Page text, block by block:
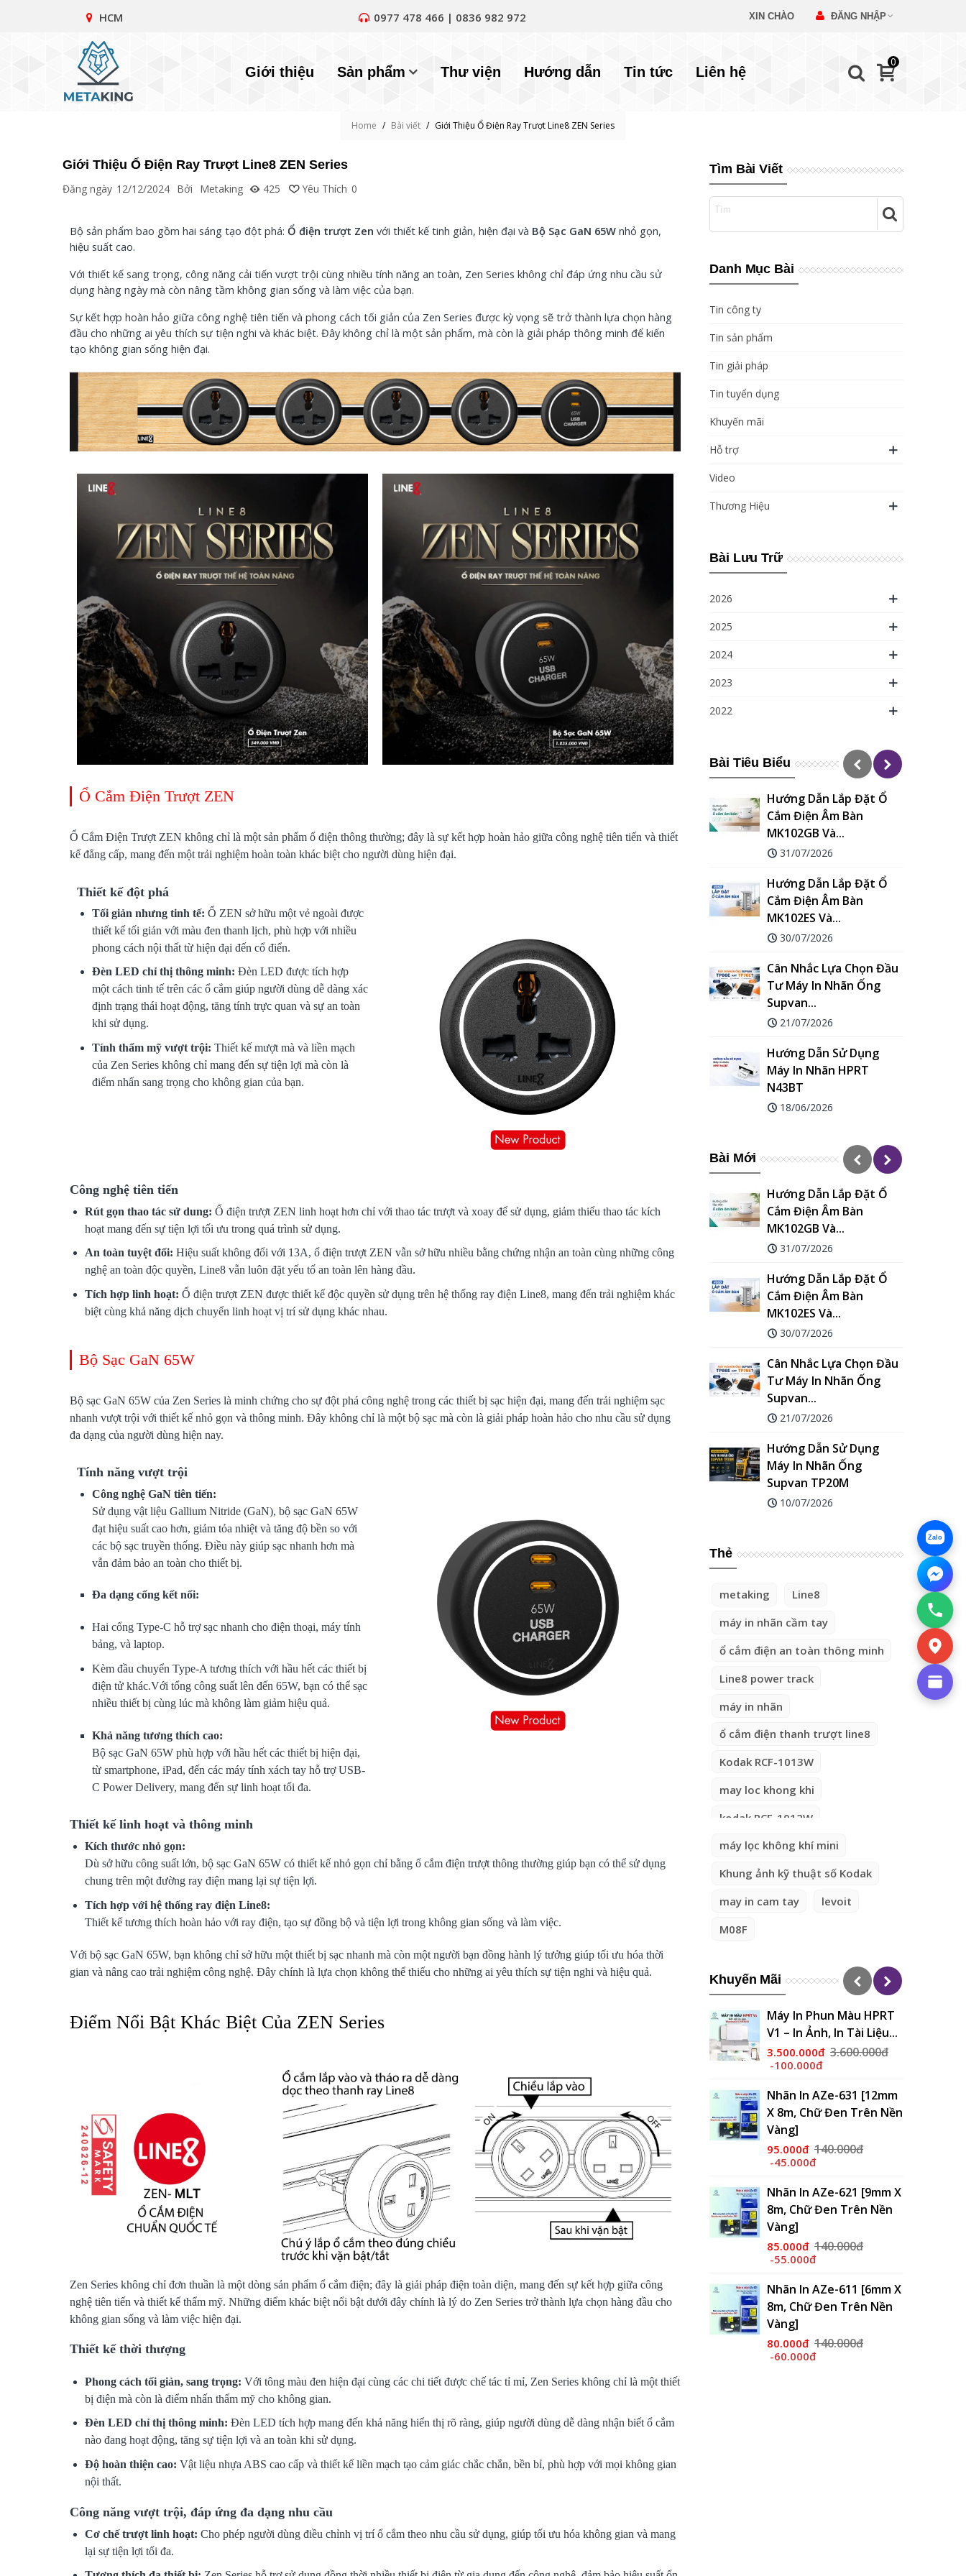
HCM 0977 478 466 | 0836 982 972 XIN CHÀO ĐĂNG NHẬP
Giới thiệu Sản phẩm Thư viện Hướng dẫn Tin tức Liên hệ
0
Home / Bài viết / Giới Thiệu Ổ Điện Ray Trượt Line8 ZEN Series
Tìm Bài Viết
Danh Mục Bài
Tin công ty
Tin sản phẩm
Tin giải pháp
Tin tuyển dụng
Khuyến mãi
Hỗ trợ
Video
Thương Hiệu
Bài Lưu Trữ
2026
2025
2024
2023
2022
Bài Tiêu Biểu
Hướng Dẫn Lắp Đặt Ổ
Cắm Điện Âm Bàn
MK102GB Và...
31/07/2026
Hướng Dẫn Lắp Đặt Ổ
Cắm Điện Âm Bàn
MK102ES Và...
30/07/2026
Cân Nhắc Lựa Chọn Đầu
Tư Máy In Nhãn Ống
Supvan...
21/07/2026
Hướng Dẫn Sử Dụng
Máy In Nhãn HPRT
N43BT
18/06/2026
Bài Mới
Hướng Dẫn Lắp Đặt Ổ
Cắm Điện Âm Bàn
MK102GB Và...
31/07/2026
Hướng Dẫn Lắp Đặt Ổ
Cắm Điện Âm Bàn
MK102ES Và...
30/07/2026
Cân Nhắc Lựa Chọn Đầu
Tư Máy In Nhãn Ống
Supvan...
21/07/2026
Hướng Dẫn Sử Dụng
Máy In Nhãn Ống
Supvan TP20M
10/07/2026
Thẻ
metaking
Line8
máy in nhãn cầm tay
ổ cắm điện an toàn thông minh
Line8 power track
máy in nhãn
ổ cắm điện thanh trượt line8
Kodak RCF-1013W
may loc khong khi
kodak RCF-1012W
máy lọc không khí mini
Khung ảnh kỹ thuật số Kodak
may in cam tay
levoit
M08F
Khuyến Mãi
Máy In Phun Màu HPRT
V1 – In Ảnh, In Tài Liệu...
3.500.000đ 3.600.000đ
-100.000đ
Nhãn In AZe-631 [12mm
X 8m, Chữ Đen Trên Nền
Vàng]
95.000đ 140.000đ
-45.000đ
Nhãn In AZe-621 [9mm X
8m, Chữ Đen Trên Nền
Vàng]
85.000đ 140.000đ
-55.000đ
Nhãn In AZe-611 [6mm X
8m, Chữ Đen Trên Nền
Vàng]
80.000đ 140.000đ
-60.000đ
Giới Thiệu Ổ Điện Ray Trượt Line8 ZEN Series
Đăng ngày 12/12/2024 Bởi Metaking 425 Yêu Thích 0
Bộ sản phẩm bao gồm hai sáng tạo đột phá: Ổ điện trượt Zen với thiết kế tinh giản, hiện đại và Bộ Sạc GaN 65W nhỏ gọn,
hiệu suất cao.
Với thiết kế sang trọng, công năng cải tiến vượt trội cùng nhiều tính năng an toàn, Zen Series không chỉ đáp ứng nhu cầu sử
dụng hàng ngày mà còn nâng tầm không gian sống và làm việc của bạn.
Sự kết hợp hoàn hảo giữa công nghệ tiên tiến và phong cách tối giản của Zen Series được kỳ vọng sẽ trở thành lựa chọn hàng
đầu cho những ai yêu thích sự tiện nghi và khác biệt. Đây không chỉ là một sản phẩm, mà còn là giải pháp thông minh để kiến
tạo không gian sống hiện đại.
Ổ Cắm Điện Trượt ZEN
Ổ Cắm Điện Trượt ZEN không chỉ là một sản phẩm ổ điện thông thường; đây là sự kết hợp hoàn hảo giữa công nghệ tiên tiến và thiết
kế đẳng cấp, mang đến một trải nghiệm hoàn toàn khác biệt cho người dùng hiện đại.
Thiết kế đột phá
Tối giản nhưng tinh tế: Ổ ZEN sở hữu một vẻ ngoài được
thiết kế tối giản với màu đen thanh lịch, phù hợp với nhiều
phong cách nội thất từ hiện đại đến cổ điển.
Đèn LED chỉ thị thông minh: Đèn LED được tích hợp
một cách tinh tế trên các ổ cắm giúp người dùng dễ dàng xác
định trạng thái hoạt động, tăng tính trực quan và sự an toàn
khi sử dụng.
Tính thẩm mỹ vượt trội: Thiết kế mượt mà và liền mạch
của Zen Series không chỉ mang đến sự tiện lợi mà còn là
điểm nhấn sang trọng cho không gian của bạn.
Công nghệ tiên tiến
Rút gọn thao tác sử dung: Ổ điện trượt ZEN linh hoạt hơn chỉ với thao tác trượt và xoay để sử dụng, giảm thiểu thao tác kích
hoạt mang đến sự tiện lợi tối ưu trong quá trình sử dụng.
An toàn tuyệt đối: Hiệu suất không đổi với 13A, ổ điện trượt ZEN vẫn sở hữu nhiều bằng chứng nhận an toàn cùng những công
nghệ an toàn độc quyền, Line8 vẫn luôn đặt yếu tố an toàn lên hàng đầu.
Tích hợp linh hoạt: Ổ điện trượt ZEN được thiết kế độc quyền sử dụng trên hệ thống ray điện Line8, mang đến trải nghiệm khác
biệt cùng khả năng dịch chuyển linh hoạt vị trí sử dụng khác nhau.
Bộ Sạc GaN 65W
Bộ sạc GaN 65W của Zen Series là minh chứng cho sự đột phá công nghệ trong các thiết bị sạc hiện đại, mang đến trải nghiệm sạc
nhanh vượt trội với thiết kế nhỏ gọn và thông minh. Đây không chỉ là một bộ sạc mà còn là giải pháp hoàn hảo cho nhu cầu sử dụng
đa dạng của người dùng hiện nay.
Tính năng vượt trội
Công nghệ GaN tiên tiến:
Sử dụng vật liệu Gallium Nitride (GaN), bộ sạc GaN 65W
đạt hiệu suất cao hơn, giảm tỏa nhiệt và tăng độ bền so với
các bộ sạc truyền thống. Điều này giúp sạc nhanh hơn mà
vẫn đảm bảo an toàn cho thiết bị.
Đa dạng cổng kết nối:
Hai cổng Type-C hỗ trợ sạc nhanh cho điện thoại, máy tính
bảng, và laptop.
Kèm đầu chuyển Type-A tương thích với hầu hết các thiết bị
điện tử khác.Với tổng công suất lên đến 65W, bạn có thể sạc
nhiều thiết bị cùng lúc mà không làm giảm hiệu quả.
Khả năng tương thích cao:
Bộ sạc GaN 65W phù hợp với hầu hết các thiết bị hiện đại,
từ smartphone, iPad, đến các máy tính xách tay hỗ trợ USB-
C Power Delivery, mang đến sự linh hoạt tối đa.
Thiết kế linh hoạt và thông minh
Kích thước nhỏ gọn:
Dù sở hữu công suất lớn, bộ sạc GaN 65W có thiết kế nhỏ gọn chỉ bằng ổ cắm điện trượt thông thường giúp bạn có thể sử dụng
chung trên một đường ray điện mang lại sự tiện lợi.
Tích hợp với hệ thống ray điện Line8:
Thiết kế tương thích hoàn hảo với ray điện, tạo sự đồng bộ và tiện lợi trong không gian sống và làm việc.
Với bộ sạc GaN 65W, bạn không chỉ sở hữu một thiết bị sạc nhanh mà còn một người bạn đồng hành lý tưởng giúp tối ưu hóa thời
gian và nâng cao trải nghiệm công nghệ. Đây chính là lựa chọn không thể thiếu cho những ai yêu thích sự tiện nghi và hiệu quả.
Điểm Nổi Bật Khác Biệt Của ZEN Series
Zen Series không chỉ đơn thuần là một dòng sản phẩm ổ cắm điện; đây là giải pháp điện toàn diện, mang đến sự kết hợp giữa công
nghệ tiên tiến và thiết kế thẩm mỹ. Những điểm khác biệt nổi bật dưới đây chính là lý do Zen Series trở thành lựa chọn hàng đầu cho
không gian sống và làm việc hiện đại.
Thiết kế thời thượng
Phong cách tối giản, sang trọng: Với tông màu đen hiện đại cùng các chi tiết được chế tác tỉ mỉ, Zen Series không chỉ là một thiết
bị điện mà còn là điểm nhấn thẩm mỹ cho không gian.
Đèn LED chỉ thị thông minh: Đèn LED tích hợp mang đến khả năng hiển thị rõ ràng, giúp người dùng dễ dàng nhận biết ổ cắm
nào đang hoạt động, tăng sự tiện lợi và an toàn khi sử dụng.
Độ hoàn thiện cao: Vật liệu nhựa ABS cao cấp và thiết kế liền mạch tạo cảm giác chắc chắn, bền bỉ, phù hợp với mọi không gian
nội thất.
Công năng vượt trội, đáp ứng đa dạng nhu cầu
Cơ chế trượt linh hoạt: Cho phép người dùng điều chỉnh vị trí ổ cắm theo nhu cầu sử dụng, giúp tối ưu hóa không gian và mang
lại sự tiện lợi tối đa.
Zalo